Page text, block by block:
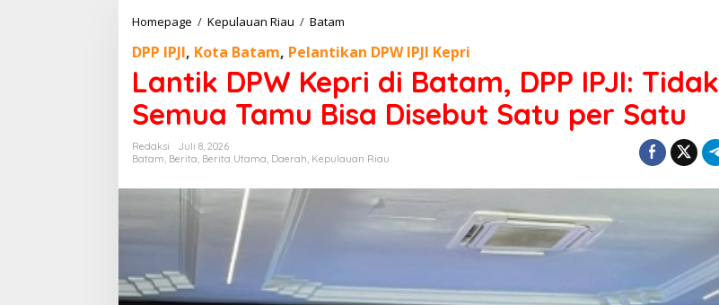
Homepage / Kepulauan Riau / Batam
n
i
D
K
a
DPP IPJI, Kota Batam, Pelantikan DPW IPJI Kepri
Lantik DPW Kepri di Batam, DPP IPJI: Tidak
Semua Tamu Bisa Disebut Satu per Satu
Redaksi
Juli 8, 2026
Batam Berita Berita Utama Daerah Kepulauan Riau